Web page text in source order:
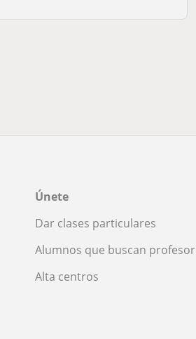
Únete
Dar clases particulares
Alumnos que buscan profesor
Alta centros